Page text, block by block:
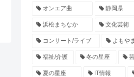
オンエア曲 静岡県
浜松まちなか 文化芸術
コンサート/ライブ よもや
福祉/介護 冬の星座
夏の星座 IT情報